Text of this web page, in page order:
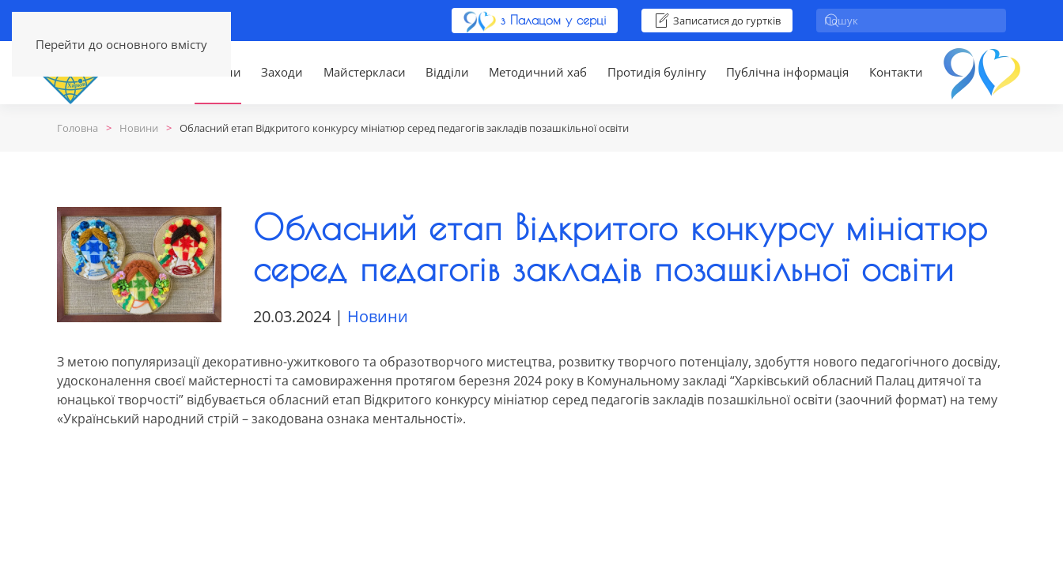
Перейти до основного вмісту
з Палацом у серці Записатися до гуртків
Новини Заходи Майстеркласи Відділи Методичний хаб Протидія булінгу Публічна інформація Контакти
Головна Новини Обласний етап Відкритого конкурсу мініатюр серед педагогів закладів позашкільної освіти
Обласний етап Відкритого конкурсу мініатюр
серед педагогів закладів позашкільної освіти
20.03.2024 | Новини
З метою популяризації декоративно-ужиткового та образотворчого мистецтва, розвитку творчого потенціалу, здобуття нового педагогічного досвіду,
удосконалення своєї майстерності та самовираження протягом березня 2024 року в Комунальному закладі “Харківський обласний Палац дитячої та
юнацької творчості” відбувається обласний етап Відкритого конкурсу мініатюр серед педагогів закладів позашкільної освіти (заочний формат) на тему
«Український народний стрій – закодована ознака ментальності».